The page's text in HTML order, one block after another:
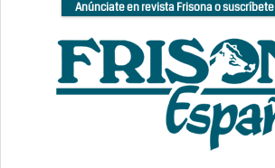
Anúnciate en revista Frisona o suscríbete